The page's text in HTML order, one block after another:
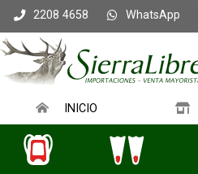
2208 4658 WhatsApp
INICIO